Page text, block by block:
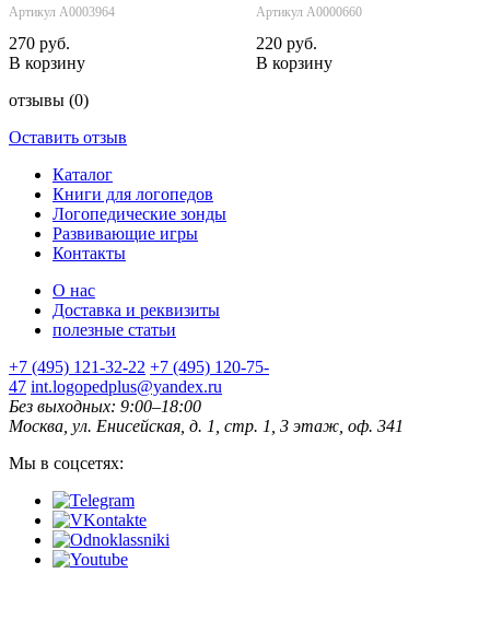
Артикул А0003964
270 руб.
В корзину
Артикул А0000660
220 руб.
В корзину
отзывы (0)
Оставить отзыв
Каталог
Книги для логопедов
Логопедические зонды
Развивающие игры
Контакты
О нас
Доставка и реквизиты
полезные статьи
+7 (495) 121-32-22 +7 (495) 120-75-
47 int.logopedplus@yandex.ru
Без выходных: 9:00–18:00
Москва, ул. Енисейская, д. 1, стр. 1, 3 этаж, оф. 341
Мы в соцсетях: